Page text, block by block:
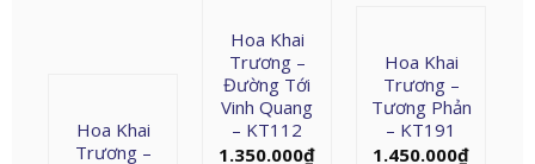
Hoa Khai
Trương –
Đường Tới
Vinh Quang
– KT112
1.350.000₫
Hoa Khai
Trương –
Tương Phản
– KT191
1.450.000₫
Hoa Khai
Trương –